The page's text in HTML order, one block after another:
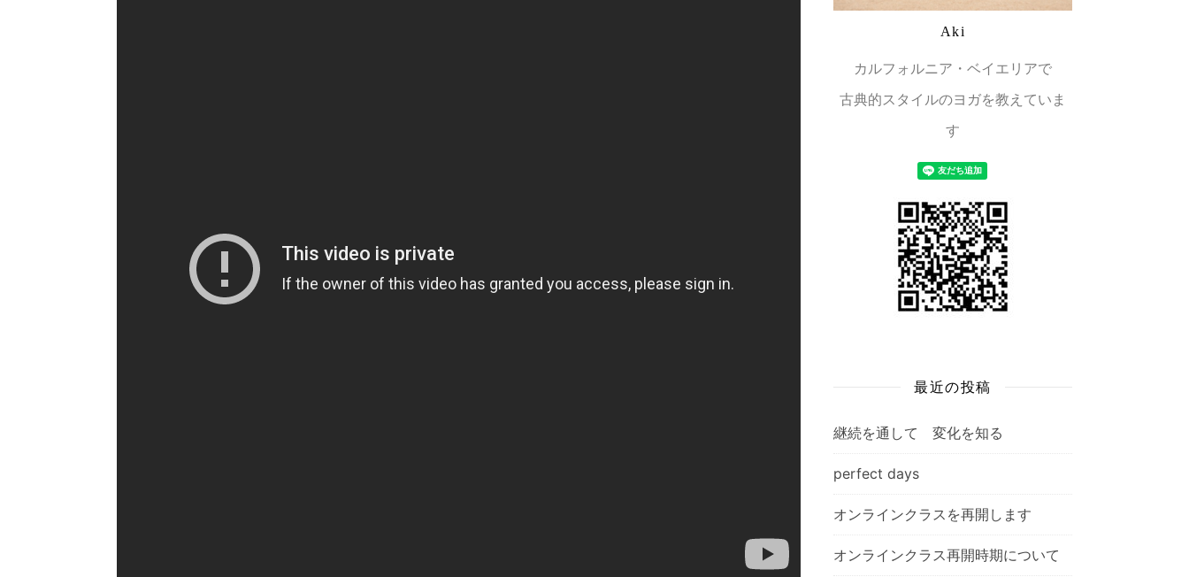
Aki
カルフォルニア・ベイエリアで
古典的スタイルのヨガを教えていま
す
最近の投稿
継続を通して 変化を知る
perfect days
オンラインクラスを再開します
オンラインクラス再開時期について